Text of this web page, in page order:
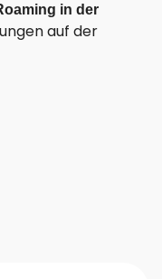
in der
auf der